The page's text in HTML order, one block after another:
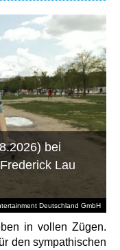
Deutschland GmbH
bei
Lau
in vollen Zügen.
den sympathischen